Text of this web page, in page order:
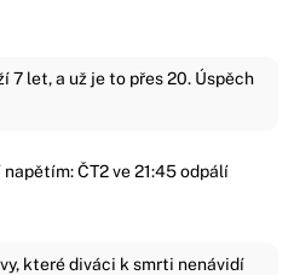
7 let, a už je to přes 20. Úspěch
ČT2 ve 21:45 odpálí
které diváci k smrti nenávidí